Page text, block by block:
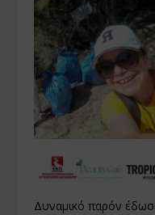
Δυναμικό παρόν